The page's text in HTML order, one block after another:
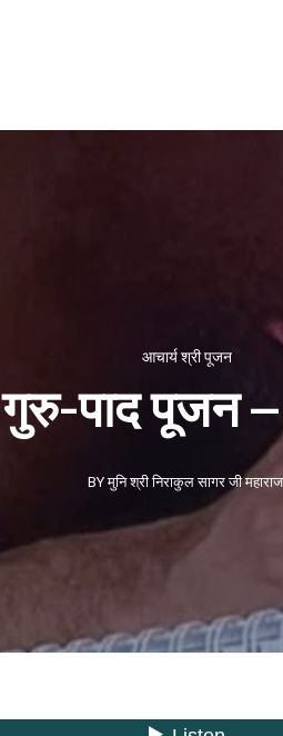
आचार्य श्री पूजन
गुरु-पाद पूजन
BY मुनि श्री निराकुल सागर जी महाराज